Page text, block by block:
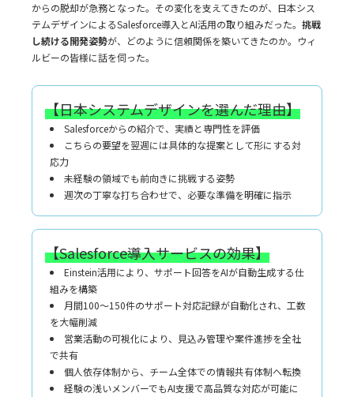
からの脱却が急務となった。その変化を支えてきたのが、日本シス
テムデザインによるSalesforce導入とAI活用の取り組みだった。 挑戦
し続ける開発姿勢が、どのように信頼関係を築いてきたのか。ウィ
ルビーの皆様に話を伺った。
【日本システムデザインを選んだ理由】
Salesforceからの紹介で、実績と専門性を評価
こちらの要望を翌週には具体的な提案として形にする対
応力
未経験の領域でも前向きに挑戦する姿勢
週次の丁寧な打ち合わせで、必要な準備を明確に指示
【Salesforce導入サービスの効果】
Einstein活用により、サポート回答をAIが自動生成する仕
組みを構築
月間100〜150件のサポート対応記録が自動化され、工数
を大幅削減
営業活動の可視化により、見込み管理や案件進捗を全社
で共有
個人依存体制から、チーム全体での情報共有体制へ転換
経験の浅いメンバーでもAI支援で高品質な対応が可能に